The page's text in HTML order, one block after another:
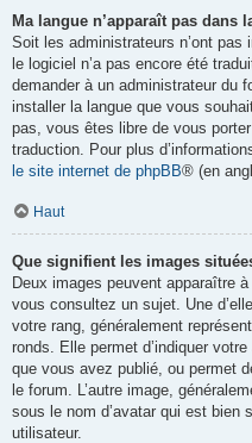
Ma langue n’apparaît pas dans
Soit les administrateurs n’ont
le logiciel n’a pas encore été
demander à un administrateur du
installer la langue que vous
pas, vous êtes libre de vous
traduction. Pour plus
le site internet de phpBB® (en
Haut
Que signifient les images
Deux images peuvent apparaître
vous consultez un sujet. Une
votre rang, généralement
ronds. Elle permet d’indiquer
que vous avez publié, ou permet
le forum. L’autre image,
sous le nom d’avatar qui est bien
utilisateur.